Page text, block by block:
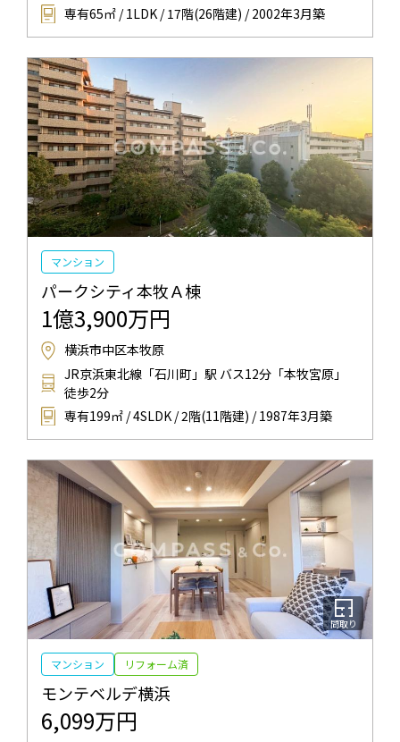
専有65㎡ / 1LDK / 17階(26階建) / 2002年3月築
マンション
パークシティ本牧Ａ棟
1億3,900万円
横浜市中区本牧原
JR京浜東北線「石川町」駅 バス12分「本牧宮原」
徒歩2分
専有199㎡ / 4SLDK / 2階(11階建) / 1987年3月築
間取り
マンション リフォーム済
モンテベルデ横浜
6,099万円